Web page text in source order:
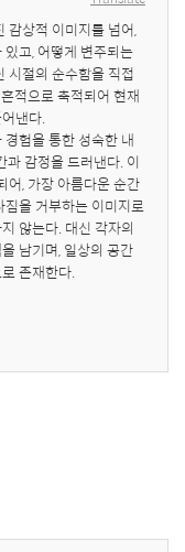
감상적 이미지를 넘어,
고, 어떻게 변주되는
시절의 순수함을 직접
적으로 축적되어 현재
낸다.
험을 통한 성숙한 내
과 감정을 드러낸다. 이
어, 가장 아름다운 순간
을 거부하는 이미지로
않는다. 대신 각자의
남기며, 일상의 공간
존재한다.